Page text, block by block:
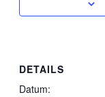
DETAILS
Datum: